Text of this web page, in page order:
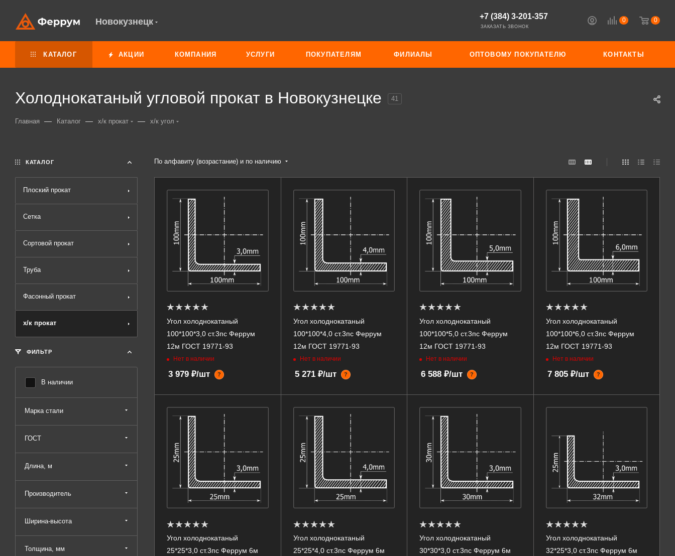
Новокузнецк 0 0
+7 (384) 3-201-357
ЗАКАЗАТЬ ЗВОНОК
КАТАЛОГ АКЦИИ КОМПАНИЯ УСЛУГИ ПОКУПАТЕЛЯМ ФИЛИАЛЫ ОПТОВОМУ ПОКУПАТЕЛЮ КОНТАКТЫ
Холоднокатаный угловой прокат в Новокузнецке 41
Главная — Каталог — х/к прокат — х/к угол
По алфавиту (возрастание) и по наличию
Угол холоднокатаный
100*100*3,0 ст.3пс Феррум
12м ГОСТ 19771-93
Нет в наличии
3 979 ₽/шт ?
Угол холоднокатаный
100*100*4,0 ст.3пс Феррум
12м ГОСТ 19771-93
Нет в наличии
5 271 ₽/шт ?
Угол холоднокатаный
100*100*5,0 ст.3пс Феррум
12м ГОСТ 19771-93
Нет в наличии
6 588 ₽/шт ?
Угол холоднокатаный
100*100*6,0 ст.3пс Феррум
12м ГОСТ 19771-93
Нет в наличии
7 805 ₽/шт ?
Угол холоднокатаный
25*25*3,0 ст.3пс Феррум 6м
Угол холоднокатаный
25*25*4,0 ст.3пс Феррум 6м
Угол холоднокатаный
30*30*3,0 ст.3пс Феррум 6м
Угол холоднокатаный
32*25*3,0 ст.3пс Феррум 6м
КАТАЛОГ
Плоский прокат
Сетка
Сортовой прокат
Труба
Фасонный прокат
х/к прокат
ФИЛЬТР
В наличии
Марка стали
ГОСТ
Длина, м
Производитель
Ширина-высота
Толщина, мм